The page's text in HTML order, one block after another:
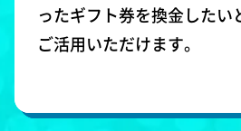
ったギフト券を換金したい
ご活用いただけます。